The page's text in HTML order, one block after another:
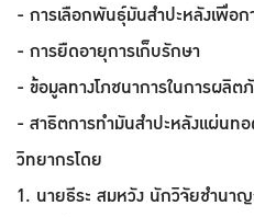
- การเลือกพันธุ์มันสำปะหลังเพื่อก
- การยืดอายุการเก็บรักษา
- ข้อมูลทางโภชนาการในการผลิ
- สาธิตการทำมันสำปะหลังแผ่นท
วิทยากรโดย
1. นายธีระ สมหวัง นักวิจัยชำนา